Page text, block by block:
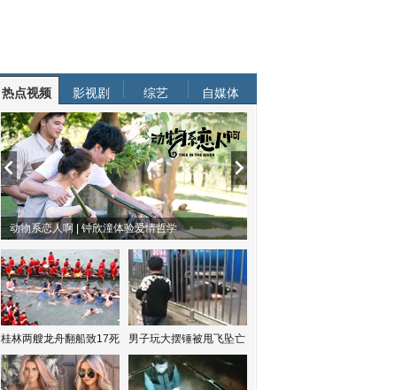
热点视频 影视剧 综艺 自媒体
动物系恋人啊 | 钟欣潼体验爱情哲学
桂林两艘龙舟翻船致17死 男子玩大摆锤被甩飞坠亡